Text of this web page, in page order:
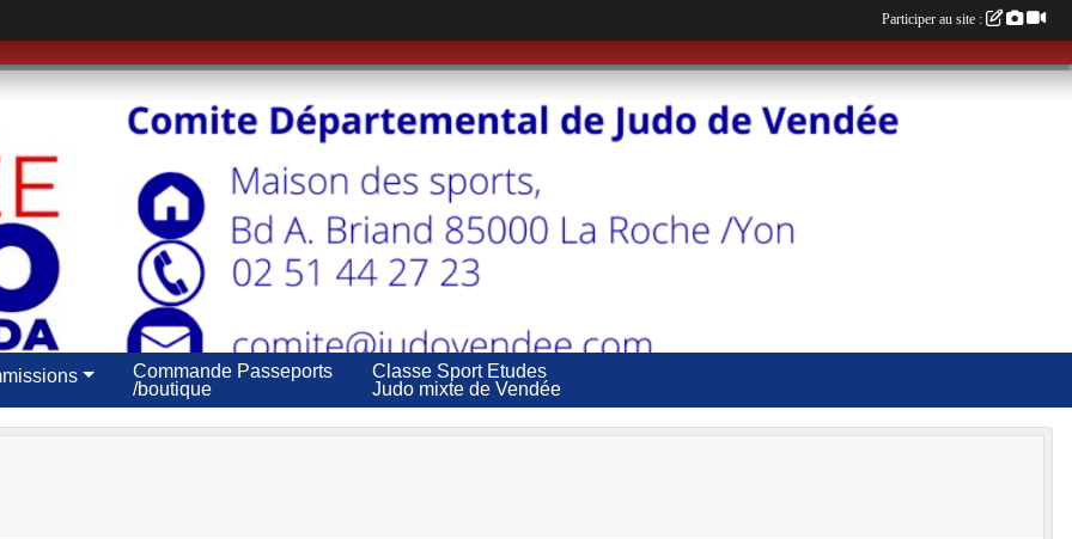
Commande Passeports
/boutique
Classe Sport Etudes
Judo mixte de Vendée
Participer au site :